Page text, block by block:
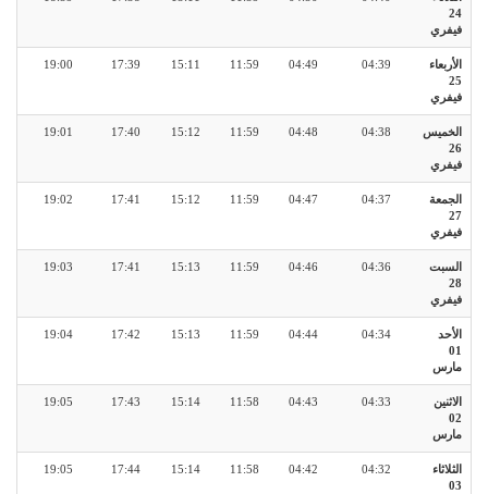
24
فيفري
الأربعاء
25
فيفري
04:39
04:49
11:59
15:11
17:39
19:00
الخميس
26
فيفري
04:38
04:48
11:59
15:12
17:40
19:01
الجمعة
27
فيفري
04:37
04:47
11:59
15:12
17:41
19:02
السبت
28
فيفري
04:36
04:46
11:59
15:13
17:41
19:03
الأحد
01
مارس
04:34
04:44
11:59
15:13
17:42
19:04
الاثنين
02
مارس
04:33
04:43
11:58
15:14
17:43
19:05
الثلاثاء
03
04:32
04:42
11:58
15:14
17:44
19:05